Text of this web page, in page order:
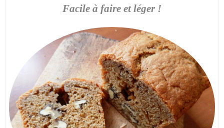
Facile à faire et léger !